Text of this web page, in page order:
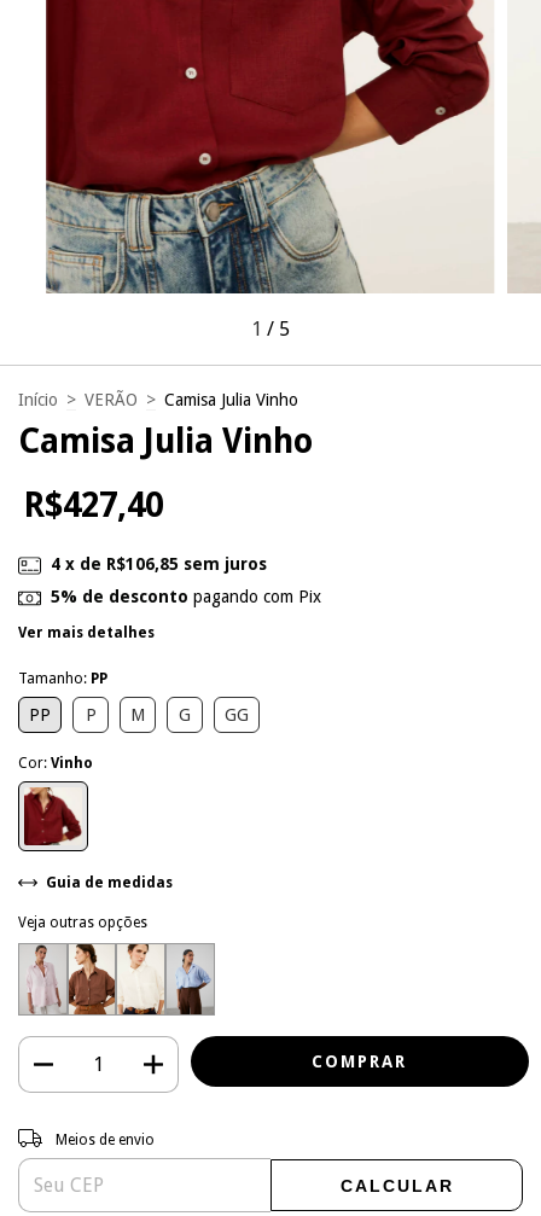
1 / 5
Início > VERÃO > Camisa Julia Vinho
Camisa Julia Vinho
R$427,40
4 x de R$106,85 sem juros
5% de desconto pagando com Pix
Ver mais detalhes
Tamanho: PP
PP P M G GG
Cor: Vinho
Guia de medidas
Veja outras opções
Entregas para o CEP:
Meios de envio
CALCULAR